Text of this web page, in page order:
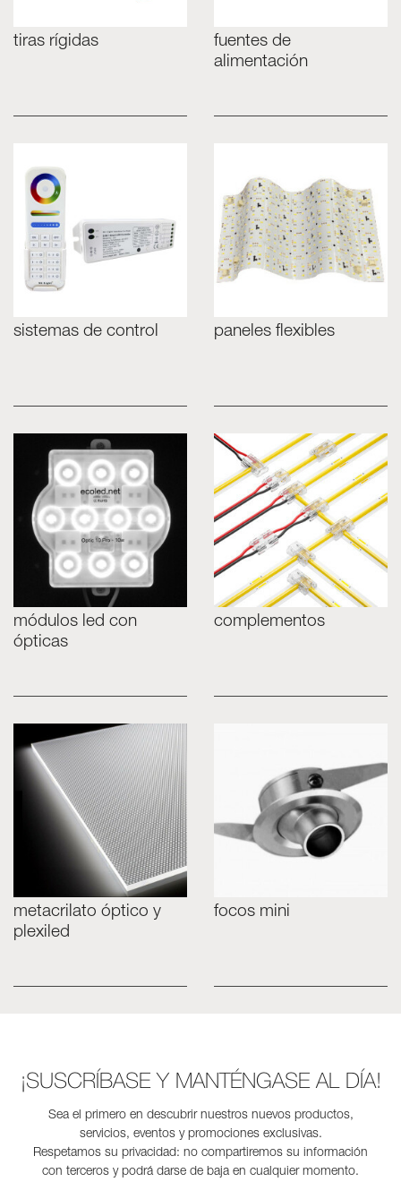
tiras rígidas
fuentes de
alimentación
sistemas de control paneles flexibles
módulos led con
ópticas
complementos
metacrilato óptico y
plexiled
focos mini
¡SUSCRÍBASE Y MANTÉNGASE AL DÍA!
Sea el primero en descubrir nuestros nuevos productos,
servicios, eventos y promociones exclusivas.
Respetamos su privacidad: no compartiremos su información
con terceros y podrá darse de baja en cualquier momento.